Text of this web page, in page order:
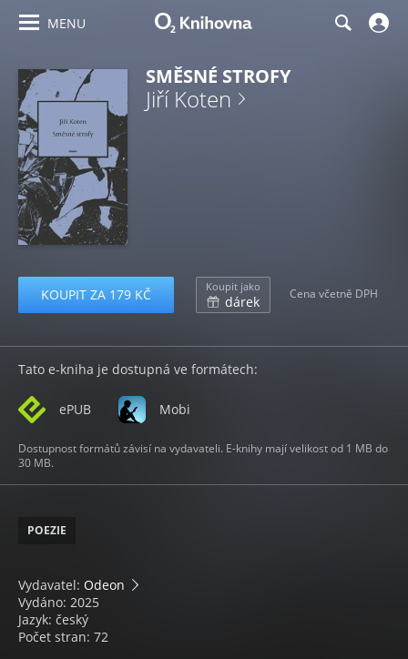
MENU
SMĚSNÉ STROFY
Jiří Koten
KOUPIT ZA 179 KČ Koupit jako
dárek Cena včetně DPH
Tato e-kniha je dostupná ve formátech:
ePUB Mobi
Dostupnost formátů závisí na vydavateli. E-knihy mají velikost od 1 MB do
30 MB.
POEZIE
Vydavatel: Odeon
Vydáno: 2025
Jazyk: český
Počet stran: 72